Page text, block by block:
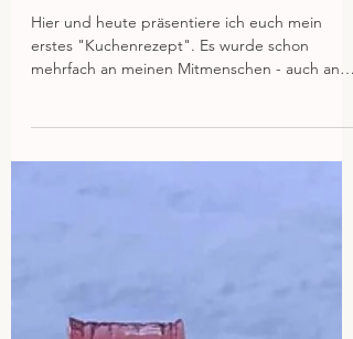
Schokomuffin Surprise
Hier und heute präsentiere ich euch mein